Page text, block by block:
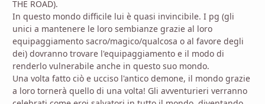
THE ROAD).
In questo mondo difficile lui è quasi invincibile. I pg (gli
unici a mantenere le loro sembianze grazie al loro
equipaggiamento sacro/magico/qualcosa o al favore degli
dei) dovranno trovare l'equipaggiamento e il modo di
renderlo vulnerabile anche in questo suo mondo.
Una volta fatto ciò e ucciso l'antico demone, il mondo grazie
a loro tornerà quello di una volta! Gli avventurieri verranno